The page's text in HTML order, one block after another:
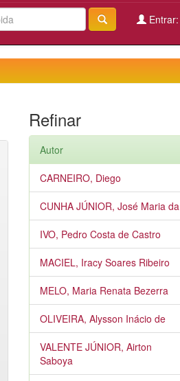
Entrar:
Refinar
Autor
CARNEIRO, Diego
CUNHA JÚNIOR, José Maria da
IVO, Pedro Costa de Castro
MACIEL, Iracy Soares Ribeiro
MELO, Maria Renata Bezerra
OLIVEIRA, Alysson Inácio de
VALENTE JÚNIOR, Airton
Saboya